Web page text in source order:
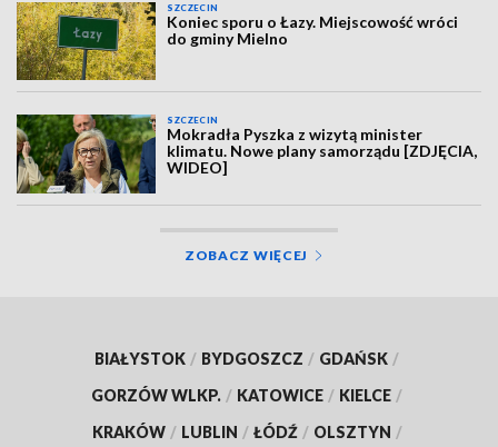
SZCZECIN
Koniec sporu o Łazy. Miejscowość wróci
do gminy Mielno
SZCZECIN
Mokradła Pyszka z wizytą minister
klimatu. Nowe plany samorządu [ZDJĘCIA,
WIDEO]
ZOBACZ WIĘCEJ
BIAŁYSTOK / BYDGOSZCZ / GDAŃSK /
GORZÓW WLKP. / KATOWICE / KIELCE /
KRAKÓW / LUBLIN / ŁÓDŹ / OLSZTYN /